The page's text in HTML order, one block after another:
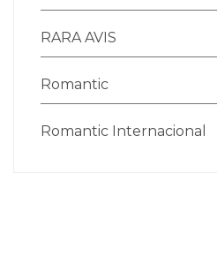
RARA AVIS
Romantic
Romantic Internacional